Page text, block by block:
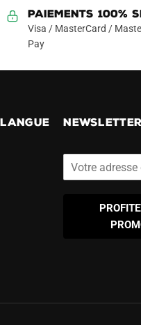
Paiements 100%
Visa / MasterCard /
Pay
LANGUE NEWSLETTER